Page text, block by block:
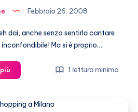
Febbraio 26, 2008
dai, anche senza sentirla cantare,
Ma si è proprio…
Franklin
arrabbiare
1 lettura minima